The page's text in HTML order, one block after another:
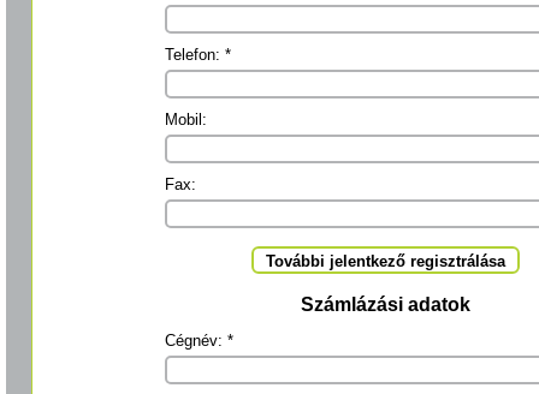
Telefon: *
Mobil:
Fax:
További jelentkező regisztrálása
Számlázási adatok
Cégnév: *